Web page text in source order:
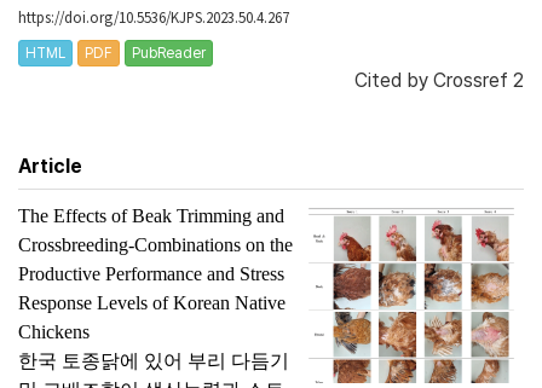
https://doi.org/10.5536/KJPS.2023.50.4.267
HTML PDF PubReader
Cited by Crossref 2
Article
The Effects of Beak Trimming and
Crossbreeding-Combinations on the
Productive Performance and Stress
Response Levels of Korean Native
Chickens
한국 토종닭에 있어 부리 다듬기